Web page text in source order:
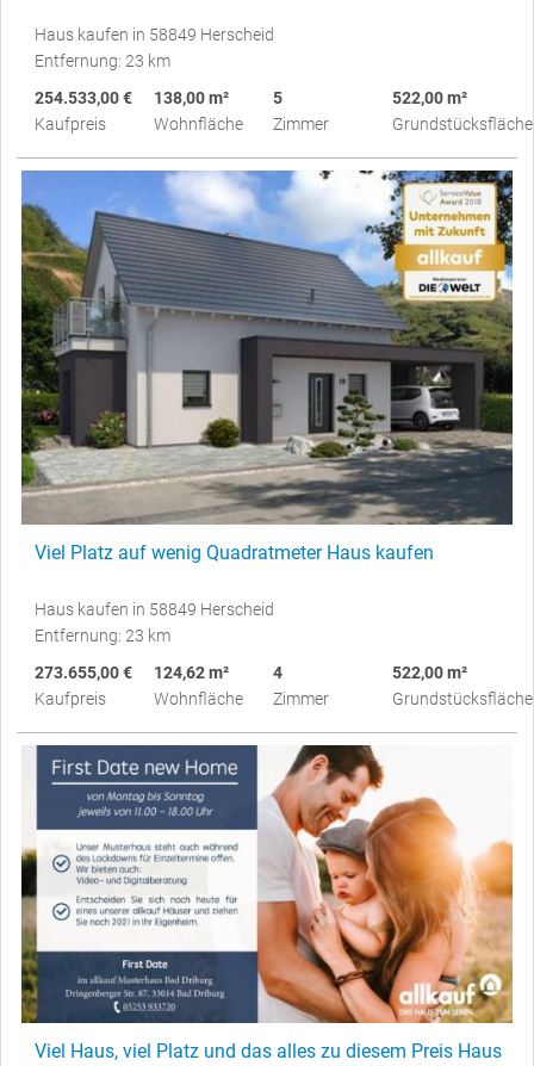
Haus kaufen in 58849 Herscheid
Entfernung: 23 km
254.533,00 €
Kaufpreis
138,00 m²
Wohnfläche
5
Zimmer
522,00 m²
Grundstücksfläche
Viel Platz auf wenig Quadratmeter Haus kaufen
Haus kaufen in 58849 Herscheid
Entfernung: 23 km
273.655,00 €
Kaufpreis
124,62 m²
Wohnfläche
4
Zimmer
522,00 m²
Grundstücksfläche
Viel Haus, viel Platz und das alles zu diesem Preis Haus